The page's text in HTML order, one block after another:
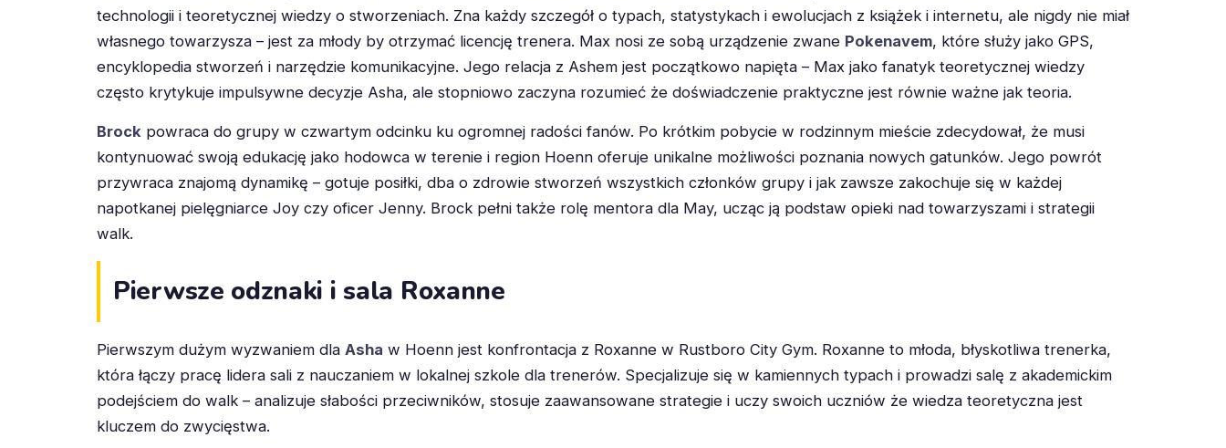
technologii i teoretycznej wiedzy o stworzeniach. Zna każdy szczegół o typach, statystykach i ewolucjach z książek i internetu, ale nigdy nie miał
własnego towarzysza – jest za młody by otrzymać licencję trenera. Max nosi ze sobą urządzenie zwane Pokenavem, które służy jako GPS,
encyklopedia stworzeń i narzędzie komunikacyjne. Jego relacja z Ashem jest początkowo napięta – Max jako fanatyk teoretycznej wiedzy
często krytykuje impulsywne decyzje Asha, ale stopniowo zaczyna rozumieć że doświadczenie praktyczne jest równie ważne jak teoria.
Brock powraca do grupy w czwartym odcinku ku ogromnej radości fanów. Po krótkim pobycie w rodzinnym mieście zdecydował, że musi
kontynuować swoją edukację jako hodowca w terenie i region Hoenn oferuje unikalne możliwości poznania nowych gatunków. Jego powrót
przywraca znajomą dynamikę – gotuje posiłki, dba o zdrowie stworzeń wszystkich członków grupy i jak zawsze zakochuje się w każdej
napotkanej pielęgniarce Joy czy oficer Jenny. Brock pełni także rolę mentora dla May, ucząc ją podstaw opieki nad towarzyszami i strategii
walk.
Pierwsze odznaki i sala Roxanne
Pierwszym dużym wyzwaniem dla Asha w Hoenn jest konfrontacja z Roxanne w Rustboro City Gym. Roxanne to młoda, błyskotliwa trenerka,
która łączy pracę lidera sali z nauczaniem w lokalnej szkole dla trenerów. Specjalizuje się w kamiennych typach i prowadzi salę z akademickim
podejściem do walk – analizuje słabości przeciwników, stosuje zaawansowane strategie i uczy swoich uczniów że wiedza teoretyczna jest
kluczem do zwycięstwa.